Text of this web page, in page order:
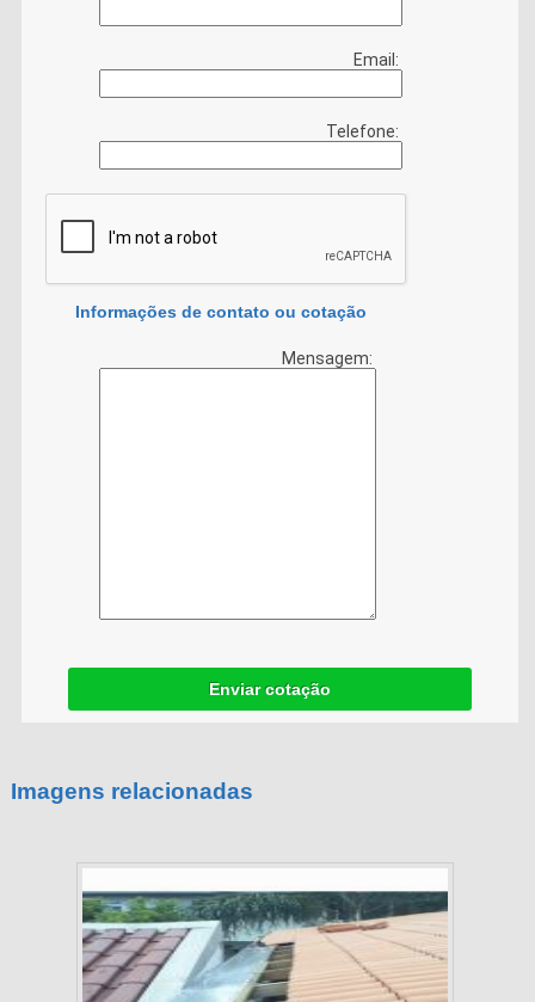
Email:
Telefone:
Informações de contato ou cotação
Mensagem:
Enviar cotação
Imagens relacionadas